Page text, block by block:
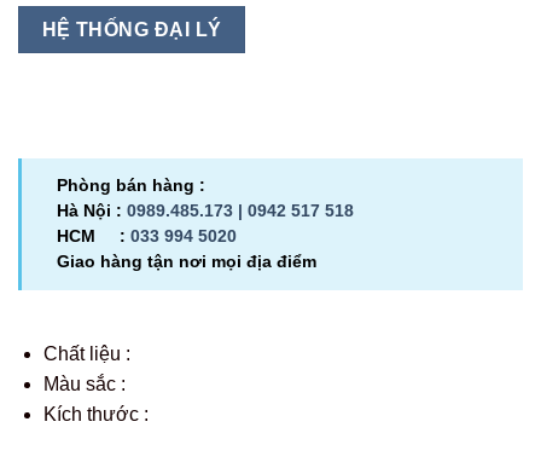
HỆ THỐNG ĐẠI LÝ
Phòng bán hàng :
Hà Nội : 0989.485.173 | 0942 517 518
HCM : 033 994 5020
Giao hàng tận nơi mọi địa điểm
Chất liệu :
Màu sắc :
Kích thước :